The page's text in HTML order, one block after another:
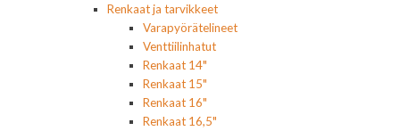
Renkaat ja tarvikkeet
Varapyörätelineet
Venttiilinhatut
Renkaat 14"
Renkaat 15"
Renkaat 16"
Renkaat 16,5"